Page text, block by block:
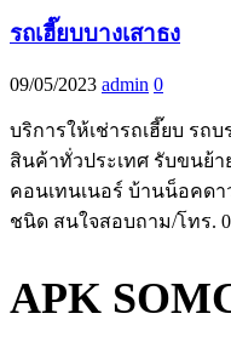
รถเฮี๊ยบบางเสาธง
09/05/2023 admin 0
บริการให้เช่ารถเฮี๊ยบ รถ
สินค้าทั่วประเทศ รับขนย้
คอนเทนเนอร์ บ้านน็อคด
ชนิด สนใจสอบถาม/โทร.
APK